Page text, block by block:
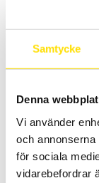
Samtycke
Denna
Vi använder
och
för sociala
vidarebefordrar
CA922
Handhållen
16,950.00kr –